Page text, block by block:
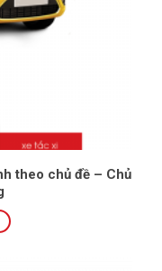
theo chủ đề – Chủ